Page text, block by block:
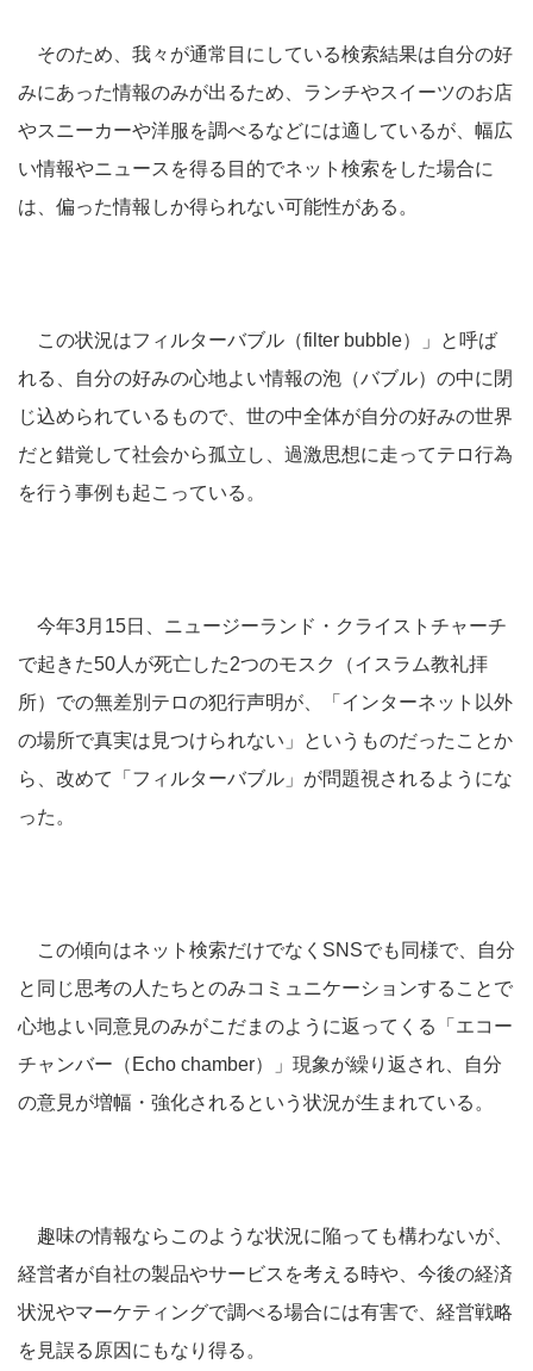
そのため、我々が通常目にしている検索結果は自分の好
みにあった情報のみが出るため、ランチやスイーツのお店
やスニーカーや洋服を調べるなどには適しているが、幅広
い情報やニュースを得る目的でネット検索をした場合に
は、偏った情報しか得られない可能性がある。
この状況はフィルターバブル（filter bubble）」と呼ば
れる、自分の好みの心地よい情報の泡（バブル）の中に閉
じ込められているもので、世の中全体が自分の好みの世界
だと錯覚して社会から孤立し、過激思想に走ってテロ行為
を行う事例も起こっている。
今年3月15日、ニュージーランド・クライストチャーチ
で起きた50人が死亡した2つのモスク（イスラム教礼拝
所）での無差別テロの犯行声明が、「インターネット以外
の場所で真実は見つけられない」というものだったことか
ら、改めて「フィルターバブル」が問題視されるようにな
った。
この傾向はネット検索だけでなくSNSでも同様で、自分
と同じ思考の人たちとのみコミュニケーションすることで
心地よい同意見のみがこだまのように返ってくる「エコー
チャンバー（Echo chamber）」現象が繰り返され、自分
の意見が増幅・強化されるという状況が生まれている。
趣味の情報ならこのような状況に陥っても構わないが、
経営者が自社の製品やサービスを考える時や、今後の経済
状況やマーケティングで調べる場合には有害で、経営戦略
を見誤る原因にもなり得る。